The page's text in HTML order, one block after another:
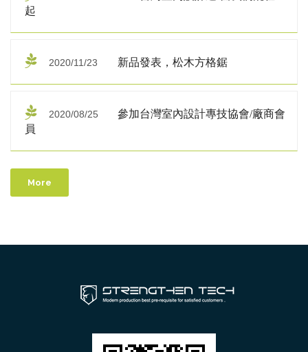
起
2020/11/23 新品發表，松木方格鋸
2020/08/25
參加台灣室內設計專技協會/廠商會
員
More